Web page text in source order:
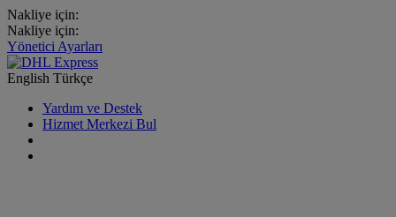
Nakliye için:
Nakliye için:
Yönetici Ayarları
English Türkçe
Yardım ve Destek
Hizmet Merkezi Bul